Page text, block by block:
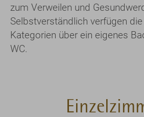
zum Verweilen und
Selbstverständlich verfügen
Kategorien über ein eigenes
WC.